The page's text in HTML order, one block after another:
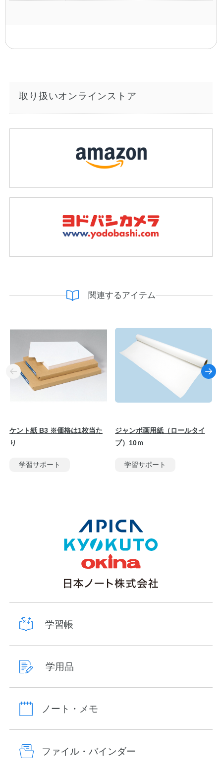
取り扱いオンラインストア
関連するアイテム
ケント紙 B3 ※価格は1枚当た
り
学習サポート
ジャンボ画用紙（ロールタイ
プ）10ｍ
学習サポート
学習帳
学用品
ノート・メモ
ファイル・バインダー